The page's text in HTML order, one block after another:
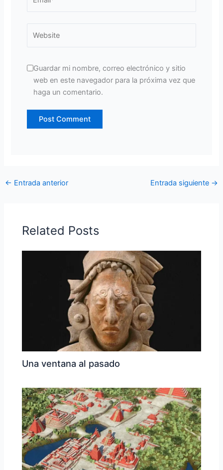
Guardar mi nombre, correo electrónico y sitio
web en este navegador para la próxima vez que
haga un comentario.
← Entrada anterior Entrada siguiente →
Related Posts
Una ventana al pasado